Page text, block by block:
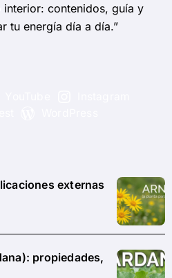
contenidos, guía y
tu energía día a día.”
externas
propiedades,